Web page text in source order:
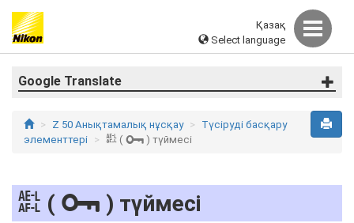
Қазақ
Select language
Google Translate
Z 50 Анықтамалық нұсқау
Түсіруді басқару
элементтері
A ( L ) түймесі
A ( L ) түймесі